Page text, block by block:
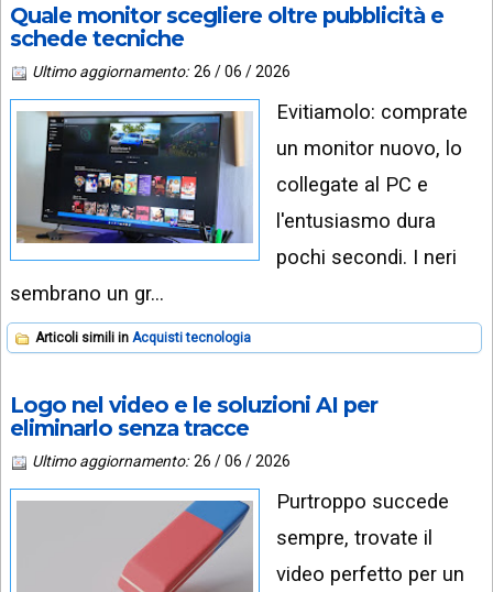
Quale monitor scegliere oltre pubblicità e
schede tecniche
Ultimo aggiornamento: 26 / 06 / 2026
Evitiamolo: comprate
un monitor nuovo, lo
collegate al PC e
l'entusiasmo dura
pochi secondi. I neri
sembrano un gr…
Articoli simili in Acquisti tecnologia
Logo nel video e le soluzioni AI per
eliminarlo senza tracce
Ultimo aggiornamento: 26 / 06 / 2026
Purtroppo succede
sempre, trovate il
video perfetto per un